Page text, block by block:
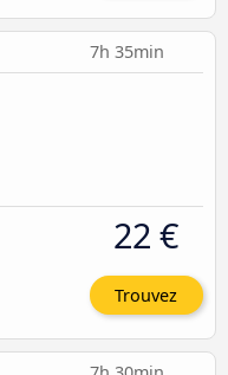
7h 35min
22 €
Trouvez